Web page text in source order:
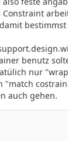
benutz
nur
"match
auch gehen.